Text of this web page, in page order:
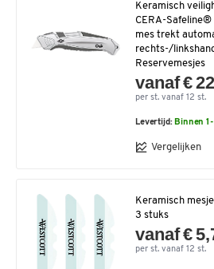
Keramisch
CERA-
mes trekt
rechts-/
Reservemesjes
vanaf €
per st. vanaf 12 st.
Levertijd:Binnen
Vergelijken
Keramisch
3 stuks
vanaf €
per st. vanaf 12 st.